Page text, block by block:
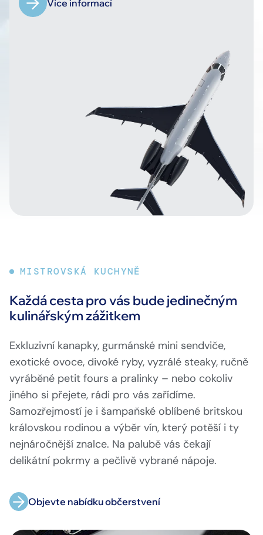
Více informací
MISTROVSKÁ KUCHYNĚ
Každá cesta pro vás bude jedinečným
kulinářským zážitkem
Exkluzivní kanapky, gurmánské mini sendviče,
exotické ovoce, divoké ryby, vyzrálé steaky, ručně
vyráběné petit fours a pralinky – nebo cokoliv
jiného si přejete, rádi pro vás zařídíme.
Samozřejmostí je i šampaňské oblíbené britskou
královskou rodinou a výběr vín, který potěší i ty
nejnáročnější znalce. Na palubě vás čekají
delikátní pokrmy a pečlivě vybrané nápoje.
Objevte nabídku občerstvení